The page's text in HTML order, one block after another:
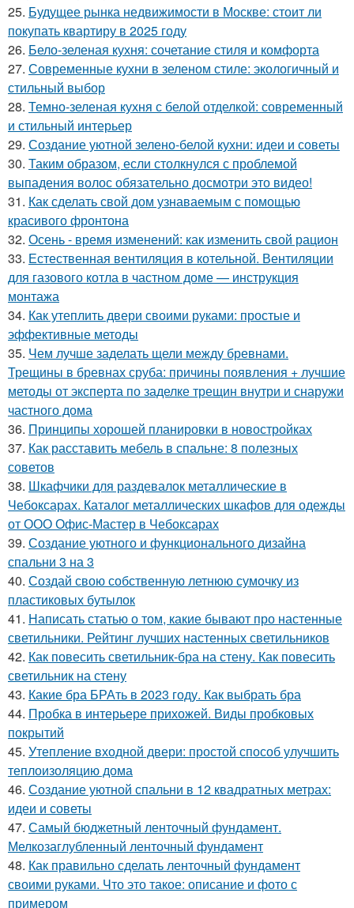
25. Будущее рынка недвижимости в Москве: стоит ли
покупать квартиру в 2025 году
26. Бело-зеленая кухня: сочетание стиля и комфорта
27. Современные кухни в зеленом стиле: экологичный и
стильный выбор
28. Темно-зеленая кухня с белой отделкой: современный
и стильный интерьер
29. Создание уютной зелено-белой кухни: идеи и советы
30. Таким образом, если столкнулся с проблемой
выпадения волос обязательно досмотри это видео!
31. Как сделать свой дом узнаваемым с помощью
красивого фронтона
32. Осень - время изменений: как изменить свой рацион
33. Естественная вентиляция в котельной. Вентиляции
для газового котла в частном доме — инструкция
монтажа
34. Как утеплить двери своими руками: простые и
эффективные методы
35. Чем лучше заделать щели между бревнами.
Трещины в бревнах сруба: причины появления + лучшие
методы от эксперта по заделке трещин внутри и снаружи
частного дома
36. Принципы хорошей планировки в новостройках
37. Как расставить мебель в спальне: 8 полезных
советов
38. Шкафчики для раздевалок металлические в
Чебоксарах. Каталог металлических шкафов для одежды
от ООО Офис-Мастер в Чебоксарах
39. Создание уютного и функционального дизайна
спальни 3 на 3
40. Создай свою собственную летнюю сумочку из
пластиковых бутылок
41. Написать статью о том, какие бывают про настенные
светильники. Рейтинг лучших настенных светильников
42. Как повесить светильник-бра на стену. Как повесить
светильник на стену
43. Какие бра БРАть в 2023 году. Как выбрать бра
44. Пробка в интерьере прихожей. Виды пробковых
покрытий
45. Утепление входной двери: простой способ улучшить
теплоизоляцию дома
46. Создание уютной спальни в 12 квадратных метрах:
идеи и советы
47. Самый бюджетный ленточный фундамент.
Мелкозаглубленный ленточный фундамент
48. Как правильно сделать ленточный фундамент
своими руками. Что это такое: описание и фото с
примером